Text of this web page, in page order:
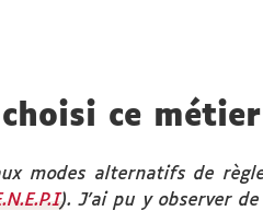
ce
modes alternatifs de
).J’ai pu y observer